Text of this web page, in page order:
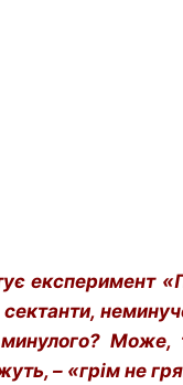
експеримент
сектанти,
Може,
– «грім не